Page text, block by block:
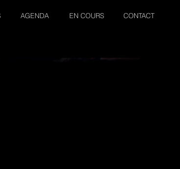
AGENDA EN COURS CONTACT